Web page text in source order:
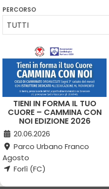
PERCORSO
TUTTI
TIENI IN FORMA IL TUO
CUORE – CAMMINA CON
NOI EDIZIONE 2026
20.06.2026
Parco Urbano Franco
Agosto
Forlì (FC)